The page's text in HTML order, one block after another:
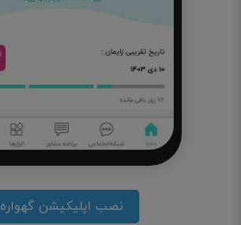
نصب اپلیکیشن گهواره